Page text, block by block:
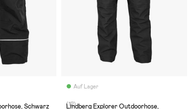
Schwarz
Auf Lager
(12)
Lindberg Explorer Outdoorhose,